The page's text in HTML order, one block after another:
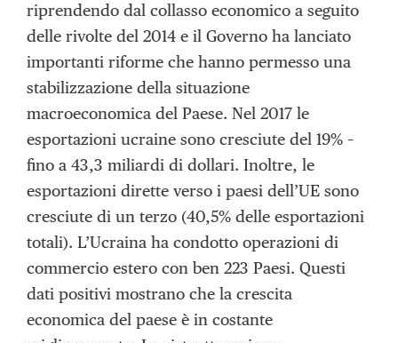
riprendendo dal collasso economico a seguito
delle rivolte del 2014 e il Governo ha lanciato
importanti riforme che hanno permesso una
stabilizzazione della situazione
macroeconomica del Paese. Nel 2017 le
esportazioni ucraine sono cresciute del 19% –
fino a 43,3 miliardi di dollari. Inoltre, le
esportazioni dirette verso i paesi dell’UE sono
cresciute di un terzo (40,5% delle esportazioni
totali). L’Ucraina ha condotto operazioni di
commercio estero con ben 223 Paesi. Questi
dati positivi mostrano che la crescita
economica del paese è in costante